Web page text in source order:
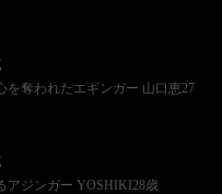
を奪われたエギンガー 山口恵27
アジンガー YOSHIKI28歳